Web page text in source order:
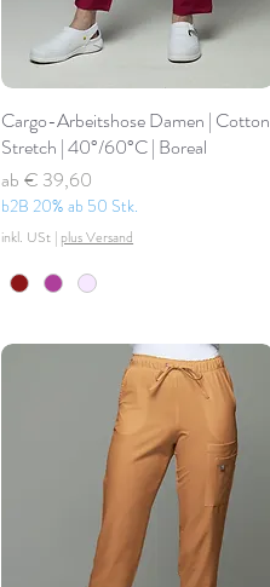
Cargo-Arbeitshose Damen | Cotton
Stretch | 40°/60°C | Boreal
ab
Standardpreis
€ 39,60
Sale-Preis
b2B 20% ab 50 Stk.
inkl. USt | plus Versand